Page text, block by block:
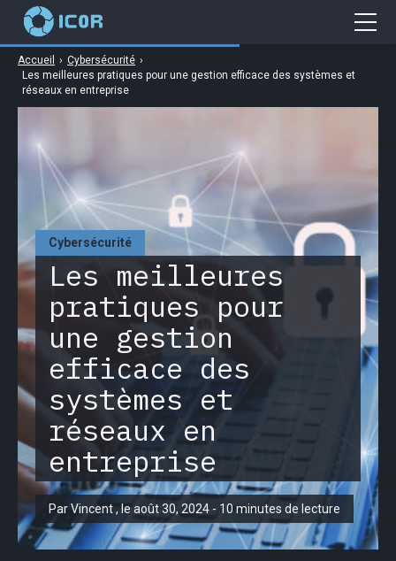
Cybersécurité
Les meilleures
pratiques pour
une gestion
efficace des
systèmes et
réseaux en
entreprise
Par Vincent , le août 30, 2024 - 10 minutes de lecture
Accueil › Cybersécurité ›
Les meilleures pratiques pour une gestion efficace des systèmes et
réseaux en entreprise
Cybersécurité
Web
Business
High Tech